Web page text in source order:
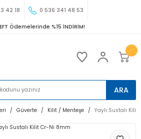
42 18 0 536 341 48 53
Ödemelerinde %15 İNDİRİM!
ARA
Güverte Kilit / Menteşe Yaylı Sustalı